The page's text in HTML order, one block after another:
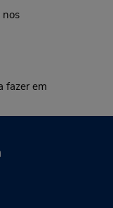
nos
fazer em